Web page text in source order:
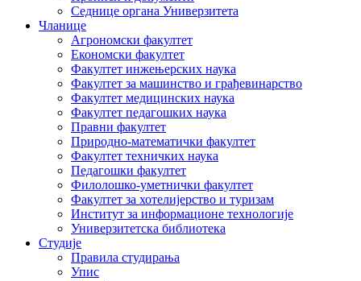
Седнице органа Универзитета
Чланице
Агрономски факултет
Економски факултет
Факултет инжењерских наука
Факултет за машинство и грађевинарство
Факултет медицинских наука
Факултет педагошких наука
Правни факултет
Природно-математички факултет
Факултет техничких наука
Педагошки факултет
Филолошко-уметнички факултет
Факултет за хотелијерство и туризам
Институт за информационе технологије
Универзитетска библиотека
Студије
Правила студирања
Упис